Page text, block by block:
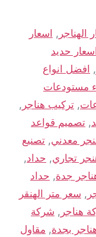
الهناجر , اسعار
حديد
, افضل انواع
مستودعات
, تركيب هناجر ,
, تصميم قواعد
معدني, تصنيع
تجاري, حداد,
جدة, حداد
, سعر متر الهنقر
هناجر , شركة
بجدة, مقاول